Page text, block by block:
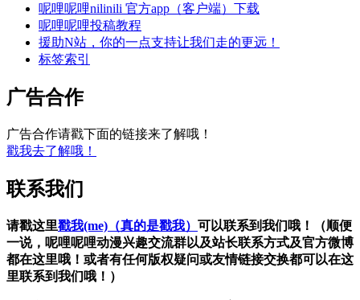
呢哩呢哩nilinili 官方app（客户端）下载
呢哩呢哩投稿教程
援助N站，你的一点支持让我们走的更远！
标签索引
广告合作
广告合作请戳下面的链接来了解哦！
戳我去了解哦！
联系我们
请戳这里戳我(me)（真的是戳我） 可以联系到我们哦！（顺便
一说，呢哩呢哩动漫兴趣交流群以及站长联系方式及官方微博
都在这里哦！或者有任何版权疑问或友情链接交换都可以在这
里联系到我们哦！）